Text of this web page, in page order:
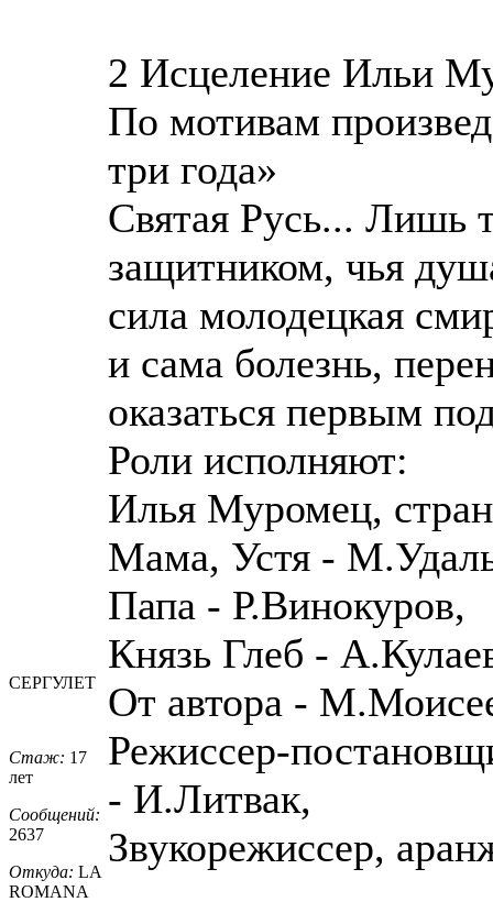
СЕРГУЛЕТ
Стаж: 17
лет
Сообщений:
2637
Откуда: LA
ROMANA
2 Исцеление Ильи
По мотивам
три года»
Святая Русь... Лишь
защитником, чья
сила молодецкая
и сама болезнь,
оказаться первым
Роли исполняют:
Илья Муромец,
Мама, Устя -
Папа - Р.Винокуров,
Князь Глеб -
От автора -
Режиссер-
- И.Литвак,
Звукорежиссер,